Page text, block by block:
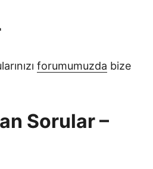
forumumuzda bize
Sorular –